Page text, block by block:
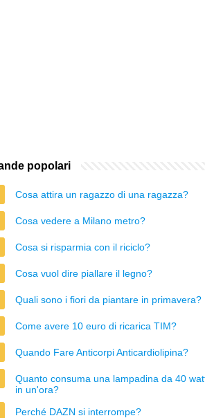
popolari
Cosa attira un ragazzo di una ragazza?
Cosa vedere a Milano metro?
Cosa si risparmia con il riciclo?
Cosa vuol dire piallare il legno?
Quali sono i fiori da piantare in primavera?
Come avere 10 euro di ricarica TIM?
Quando Fare Anticorpi Anticardiolipina?
Quanto consuma una lampadina da 40
in un'ora?
Perché DAZN si interrompe?